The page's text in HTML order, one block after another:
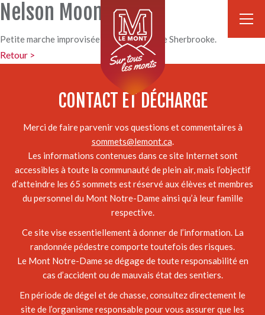
Nelson Mooney
Petite marche improvisée en plein coeur de Sherbrooke.
Retour >
CONTACT ET DÉCHARGE
Merci de faire parvenir vos questions et commentaires à
sommets@lemont.ca.
Les informations contenues dans ce site Internet sont
accessibles à toute la communauté de plein air, mais l’objectif
d’atteindre les 65 sommets est réservé aux élèves et membres
du personnel du Mont Notre-Dame ainsi qu’à leur famille
respective.
Ce site vise essentiellement à donner de l’information. La
randonnée pédestre comporte toutefois des risques.
Le Mont Notre-Dame se dégage de toute responsabilité en
cas d’accident ou de mauvais état des sentiers.
En période de dégel et de chasse, consultez directement le
site de l’organisme responsable pour vous assurer que les